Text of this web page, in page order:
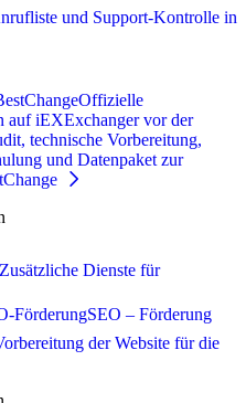
und Support-Kontrolle in
Offizielle
auf iEXExchanger vor der
technische Vorbereitung,
und Datenpaket zur
Zusätzliche Dienste für
FörderungSEO – Förderung
der Website für die